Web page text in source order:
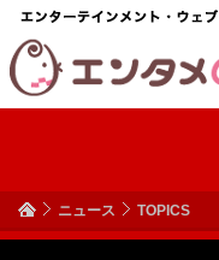
ニュース TOPICS